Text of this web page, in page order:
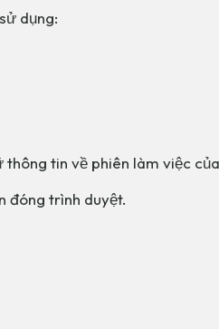
dụng:
tin về phiên làm việc
đóng trình duyệt.